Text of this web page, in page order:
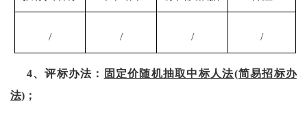
/ / / /
4、评标办法： 固定价随机抽取中标人法(简易招标办
法) ；